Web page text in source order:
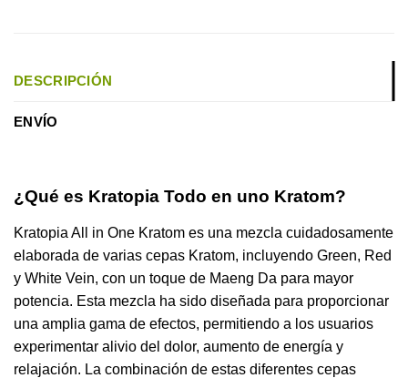
DESCRIPCIÓN
ENVÍO
¿Qué es Kratopia Todo en uno Kratom?
Kratopia All in One Kratom es una mezcla cuidadosamente
elaborada de varias cepas Kratom, incluyendo Green, Red
y White Vein, con un toque de Maeng Da para mayor
potencia. Esta mezcla ha sido diseñada para proporcionar
una amplia gama de efectos, permitiendo a los usuarios
experimentar alivio del dolor, aumento de energía y
relajación. La combinación de estas diferentes cepas